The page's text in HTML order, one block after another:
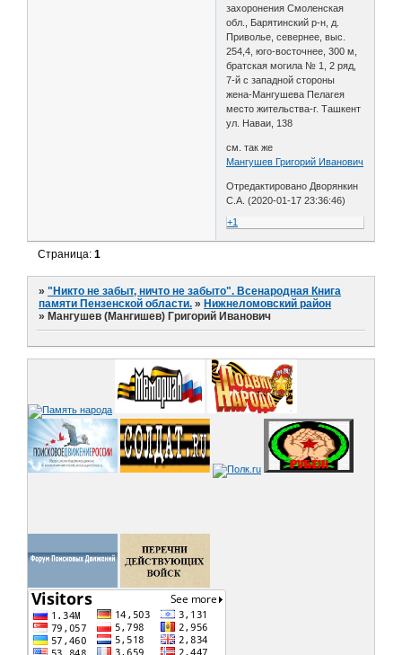
захоронения Смоленская
обл., Барятинский р-н, д.
Приволье, севернее, выс.
254,4, юго-восточнее, 300 м,
братская могила № 1, 2 ряд,
7-й с западной стороны
жена-Мангушева Пелагея
место жительства-г. Ташкент
ул. Наваи, 138
см. так же
Мангушев Григорий Иванович
Отредактировано Дворянкин
С.А. (2020-01-17 23:36:46)
+1
Страница:1
»"Никто не забыт, ничто не забыто". Всенародная Книга
памяти Пензенской области. » Нижнеломовский район
» Мангушев (Мангишев) Григорий Иванович